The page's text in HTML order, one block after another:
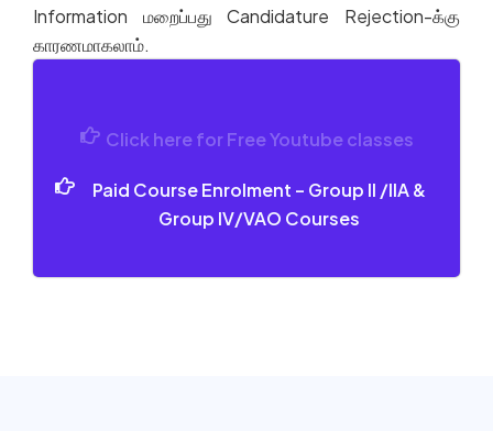
Information மறைப்பது Candidature Rejection-க்கு
காரணமாகலாம்.
Click here for Free Youtube classes
Paid Course Enrolment – Group II /IIA &
Group IV/VAO Courses